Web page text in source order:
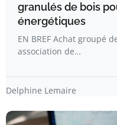
granulés de bois
énergétiques
EN BREF Achat groupé
association de…
Delphine Lemaire